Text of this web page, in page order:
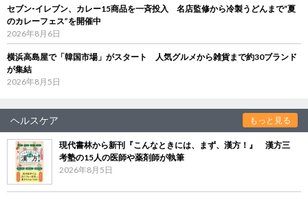
セブン‐イレブン、カレー15商品を一斉投入 名店監修から冷製うどんまで“夏
のカレーフェス”を開催中
2026年8月6日
横浜高島屋で「韓国市場」がスタート 人気グルメから雑貨まで約30ブランド
が集結
2026年8月5日
ヘルスケア もっと見る
現代書林から新刊『こんなときには、まず、漢方！』 漢方三
考塾の15人の医師や薬剤師が執筆
2026年8月5日